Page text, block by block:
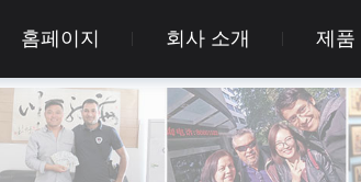
홈페이지 회사 소개 제품